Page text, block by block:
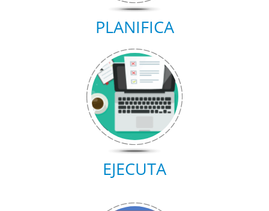
PLANIFICA
EJECUTA